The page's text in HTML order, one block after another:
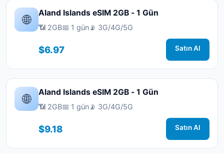
🌐 Aland Islands eSIM 2GB - 1 Gün
📶 2GB📅 1 gün📡 3G/4G/5G
$6.97 Satın Al
🌐 Aland Islands eSIM 2GB - 1 Gün
📶 2GB📅 1 gün📡 3G/4G/5G
$9.18 Satın Al